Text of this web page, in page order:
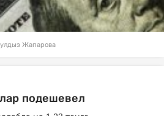
Жапарова
подешевел